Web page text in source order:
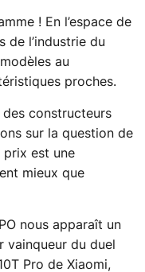
! En l’espace de
de l’industrie du
au
proches.
des constructeurs
sur la question de
prix est une
mieux que
nous apparaît un
du duel
Pro de Xiaomi,